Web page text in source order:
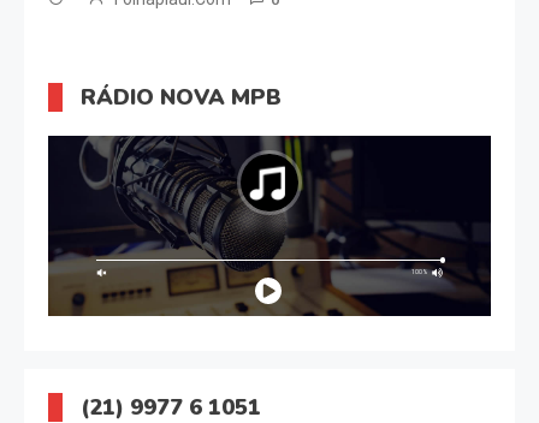
RÁDIO NOVA MPB
(21) 9977 6 1051